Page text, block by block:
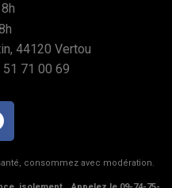
44120 Vertou
51 71 00 69
consommez avec modération.